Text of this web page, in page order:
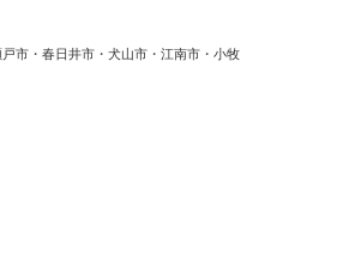
市・春日井市・犬山市・江南市・小牧